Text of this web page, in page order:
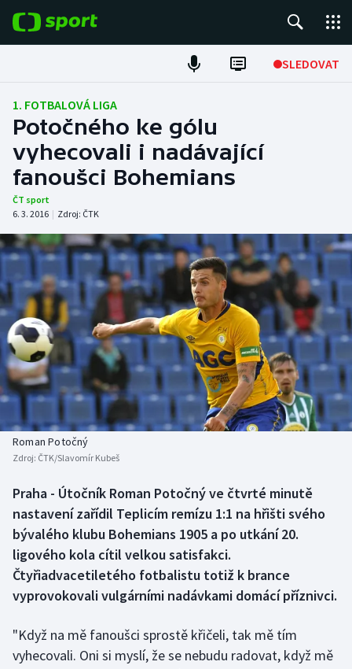
SLEDOVAT
Fotbal
Hokej
Tenis
Atletika
Cyklistika
DALŠÍ SPORTY
Americký fotbal
Baseball a softbal
Basketbal
Biatlon
Box
Curling
Dostihy
Florbal
NEPŘEHLÉDNĚTE
Soutěže
Historické návraty
Aplikace ČT sport
1. FOTBALOVÁ LIGA
Potočného ke gólu
vyhecovali i nadávající
fanoušci Bohemians
ČT sport
6. 3. 2016 | Zdroj: ČTK
Roman Potočný
Zdroj: ČTK/Slavomír Kubeš
Praha - Útočník Roman Potočný ve čtvrté minutě
nastavení zařídil Teplicím remízu 1:1 na hřišti svého
bývalého klubu Bohemians 1905 a po utkání 20.
ligového kola cítil velkou satisfakci.
Čtyřiadvacetiletého fotbalistu totiž k brance
vyprovokovali vulgárními nadávkami domácí příznivci.
"Když na mě fanoušci sprostě křičeli, tak mě tím
vyhecovali. Oni si myslí, že se nebudu radovat, když mě